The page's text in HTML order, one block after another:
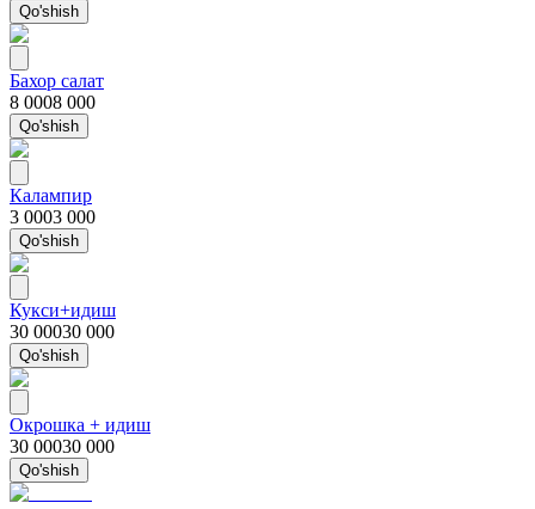
Qo'shish
Бахор салат
8 0008 000
Qo'shish
Калампир
3 0003 000
Qo'shish
Кукси+идиш
30 00030 000
Qo'shish
Окрошка + идиш
30 00030 000
Qo'shish